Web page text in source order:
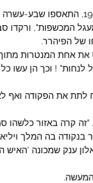
כך התברר כי בלילה של ה – 1 באוגוסט
המכשפות", ורקדו
של הפיהרר.
אחת המנטרות
! וכך הן עשו כל
לתת את הפקודה ואף
קרה באזור כלשהו
עץ אלון ענק שמכונה
המעשה.